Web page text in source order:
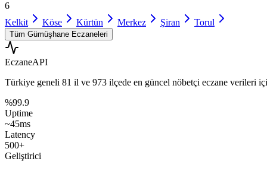
6
Kelkit
Köse Kürtün Merkez Şiran Torul
Tüm Gümüşhane Eczaneleri
EczaneAPI
Türkiye geneli 81 il ve 973 ilçede en güncel nöbetçi eczane verileri
%99.9
Uptime
~45ms
Latency
500+
Geliştirici